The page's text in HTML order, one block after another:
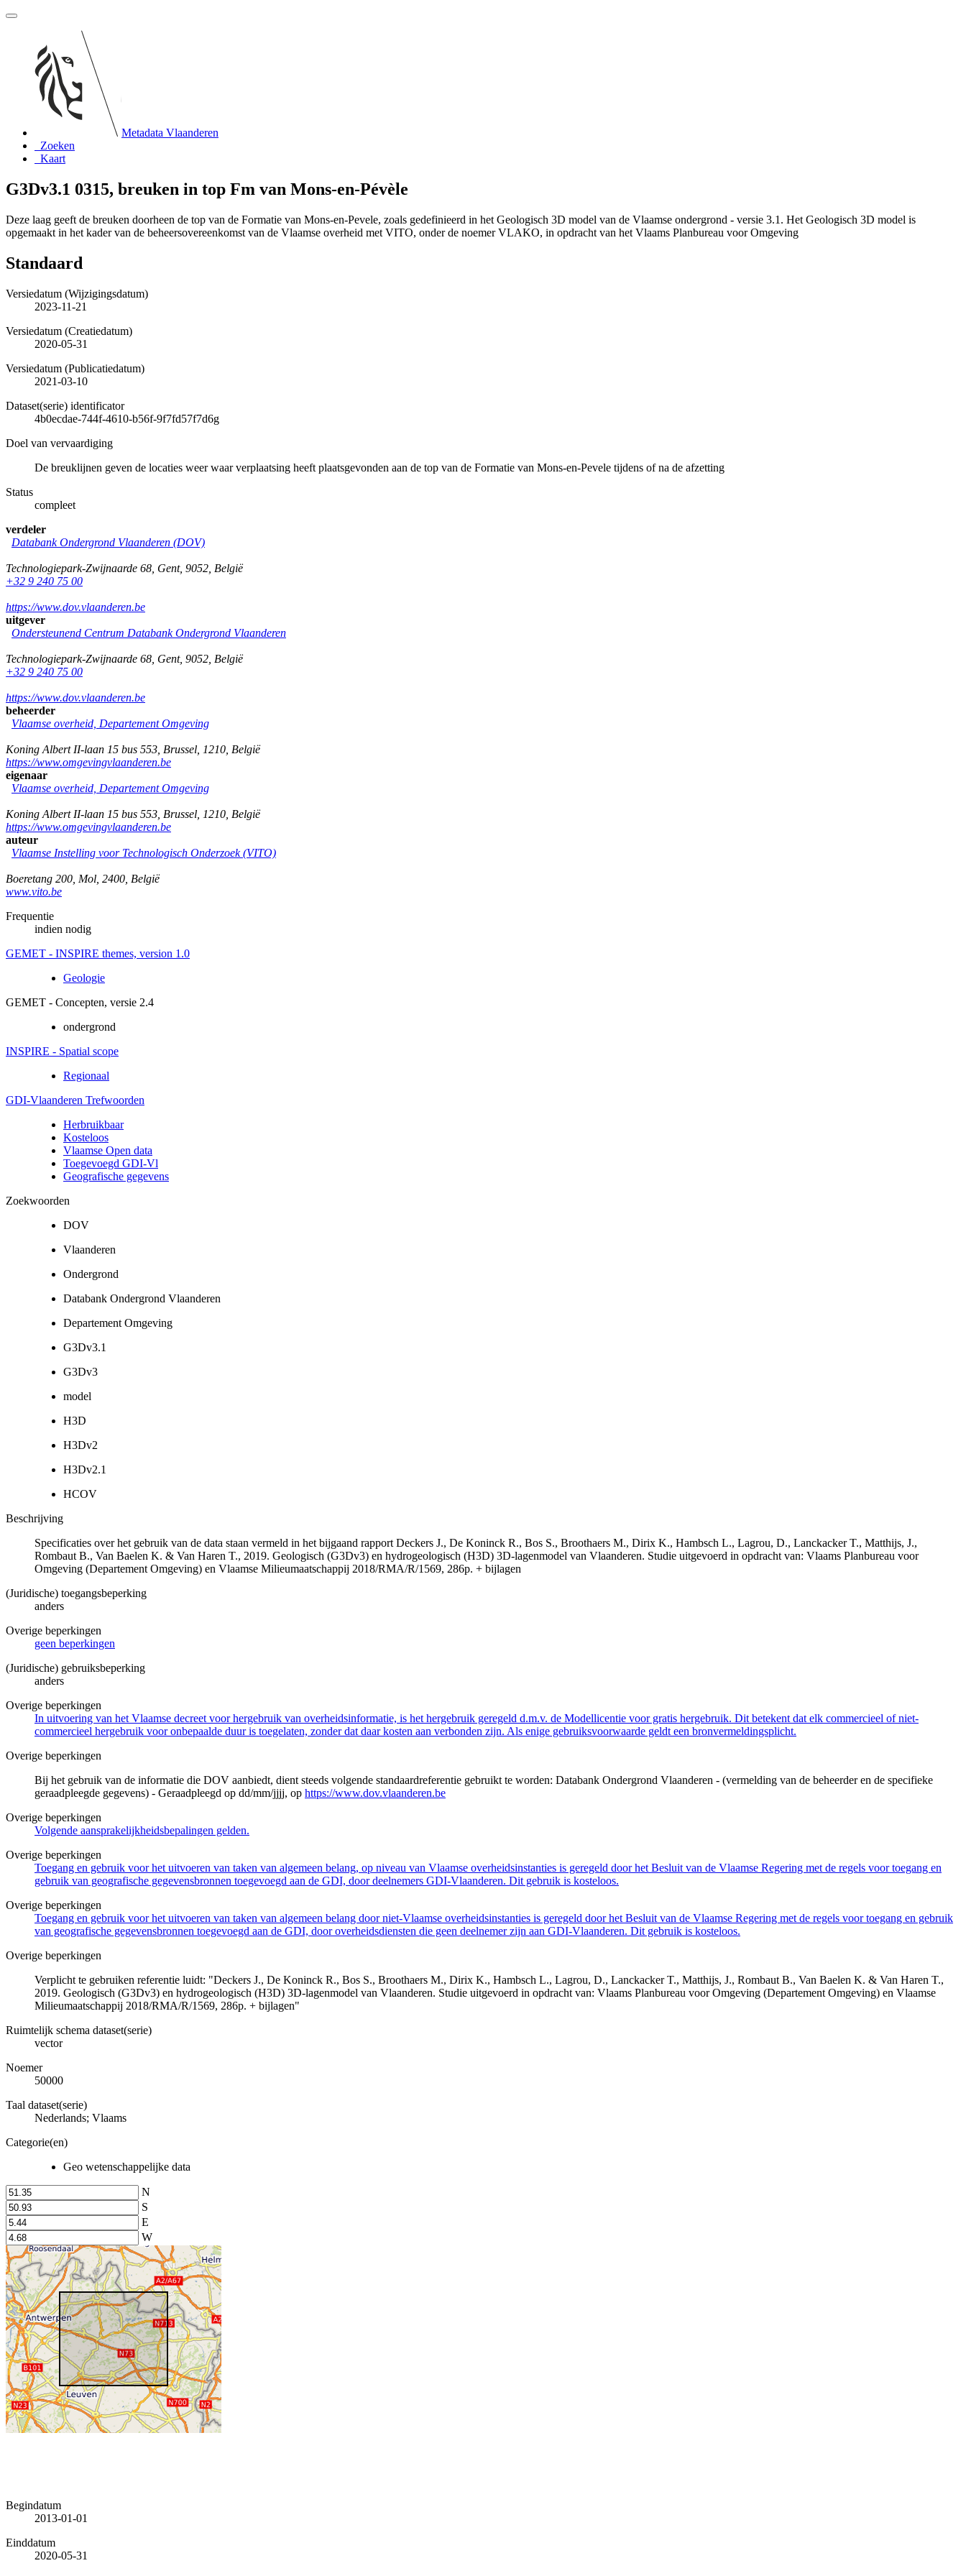
Metadata Vlaanderen
Zoeken
Kaart
G3Dv3.1 0315, breuken in top Fm van Mons-en-Pévèle
Deze laag geeft de breuken doorheen de top van de Formatie van Mons-en-Pevele, zoals gedefinieerd in het Geologisch 3D model van de Vlaamse ondergrond - versie 3.1. Het Geologisch 3D model is
opgemaakt in het kader van de beheersovereenkomst van de Vlaamse overheid met VITO, onder de noemer VLAKO, in opdracht van het Vlaams Planbureau voor Omgeving
Standaard
Versiedatum (Wijzigingsdatum)
2023-11-21
Versiedatum (Creatiedatum)
2020-05-31
Versiedatum (Publicatiedatum)
2021-03-10
Dataset(serie) identificator
4b0ecdae-744f-4610-b56f-9f7fd57f7d6g
Doel van vervaardiging
De breuklijnen geven de locaties weer waar verplaatsing heeft plaatsgevonden aan de top van de Formatie van Mons-en-Pevele tijdens of na de afzetting
Status
compleet
verdeler
Databank Ondergrond Vlaanderen (DOV)
Technologiepark-Zwijnaarde 68 Gent, 9052 België
+32 9 240 75 00
https://www.dov.vlaanderen.be
uitgever
Ondersteunend Centrum Databank Ondergrond Vlaanderen
Technologiepark-Zwijnaarde 68 Gent, 9052 België
+32 9 240 75 00
https://www.dov.vlaanderen.be
beheerder
Vlaamse overheid, Departement Omgeving
Koning Albert II-laan 15 bus 553 Brussel 1210 België
https://www.omgevingvlaanderen.be
eigenaar
Vlaamse overheid, Departement Omgeving
Koning Albert II-laan 15 bus 553 Brussel 1210 België
https://www.omgevingvlaanderen.be
auteur
Vlaamse Instelling voor Technologisch Onderzoek (VITO)
Boeretang 200 Mol 2400 België
www.vito.be
Frequentie
indien nodig
GEMET - INSPIRE themes, version 1.0
Geologie
GEMET - Concepten, versie 2.4
ondergrond
INSPIRE - Spatial scope
Regionaal
GDI-Vlaanderen Trefwoorden
Herbruikbaar
Kosteloos
Vlaamse Open data
Toegevoegd GDI-Vl
Geografische gegevens
Zoekwoorden
DOV
Vlaanderen
Ondergrond
Databank Ondergrond Vlaanderen
Departement Omgeving
G3Dv3.1
G3Dv3
model
H3D
H3Dv2
H3Dv2.1
HCOV
Beschrijving
Specificaties over het gebruik van de data staan vermeld in het bijgaand rapport Deckers J., De Koninck R., Bos S., Broothaers M., Dirix K., Hambsch L., Lagrou, D., Lanckacker T., Matthijs, J.,
Rombaut B., Van Baelen K. & Van Haren T., 2019. Geologisch (G3Dv3) en hydrogeologisch (H3D) 3D-lagenmodel van Vlaanderen. Studie uitgevoerd in opdracht van: Vlaams Planbureau voor
Omgeving (Departement Omgeving) en Vlaamse Milieumaatschappij 2018/RMA/R/1569, 286p. + bijlagen
(Juridische) toegangsbeperking
anders
Overige beperkingen
geen beperkingen
(Juridische) gebruiksbeperking
anders
Overige beperkingen
In uitvoering van het Vlaamse decreet voor hergebruik van overheidsinformatie, is het hergebruik geregeld d.m.v. de Modellicentie voor gratis hergebruik. Dit betekent dat elk commercieel of niet-
commercieel hergebruik voor onbepaalde duur is toegelaten, zonder dat daar kosten aan verbonden zijn. Als enige gebruiksvoorwaarde geldt een bronvermeldingsplicht.
Overige beperkingen
Bij het gebruik van de informatie die DOV aanbiedt, dient steeds volgende standaardreferentie gebruikt te worden: Databank Ondergrond Vlaanderen - (vermelding van de beheerder en de specifieke
geraadpleegde gegevens) - Geraadpleegd op dd/mm/jjjj, op https://www.dov.vlaanderen.be
Overige beperkingen
Volgende aansprakelijkheidsbepalingen gelden.
Overige beperkingen
Toegang en gebruik voor het uitvoeren van taken van algemeen belang, op niveau van Vlaamse overheidsinstanties is geregeld door het Besluit van de Vlaamse Regering met de regels voor toegang en
gebruik van geografische gegevensbronnen toegevoegd aan de GDI, door deelnemers GDI-Vlaanderen. Dit gebruik is kosteloos.
Overige beperkingen
Toegang en gebruik voor het uitvoeren van taken van algemeen belang door niet-Vlaamse overheidsinstanties is geregeld door het Besluit van de Vlaamse Regering met de regels voor toegang en gebruik
van geografische gegevensbronnen toegevoegd aan de GDI, door overheidsdiensten die geen deelnemer zijn aan GDI-Vlaanderen. Dit gebruik is kosteloos.
Overige beperkingen
Verplicht te gebruiken referentie luidt: "Deckers J., De Koninck R., Bos S., Broothaers M., Dirix K., Hambsch L., Lagrou, D., Lanckacker T., Matthijs, J., Rombaut B., Van Baelen K. & Van Haren T.,
2019. Geologisch (G3Dv3) en hydrogeologisch (H3D) 3D-lagenmodel van Vlaanderen. Studie uitgevoerd in opdracht van: Vlaams Planbureau voor Omgeving (Departement Omgeving) en Vlaamse
Milieumaatschappij 2018/RMA/R/1569, 286p. + bijlagen"
Ruimtelijk schema dataset(serie)
vector
Noemer
50000
Taal dataset(serie)
Nederlands; Vlaams
Categorie(en)
Geo wetenschappelijke data
N
S
E
W
Begindatum
2013-01-01
Einddatum
2020-05-31